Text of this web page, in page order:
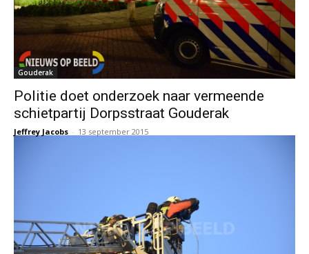
Gouderak
Politie doet onderzoek naar vermeende
schietpartij Dorpsstraat Gouderak
Jeffrey Jacobs - 13 september 2015